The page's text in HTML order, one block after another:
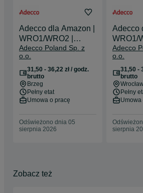
Adecco dla Amazon |
WRO1/WRO2 |
stawka do 36,22 zł/h
brutto*
Adecco Poland Sp. z
o.o.
31,50 - 36,22 zł / godz.
brutto
Brzeg
Pełny etat
Umowa o pracę
Odświeżono dnia 05
sierpnia 2026
Adecco
WRO1/
stawka
brutto*
Adecco
o.o.
31,50 -
brutto
Wrocław
Pełny
Umowa
sierpnia
Zobacz też